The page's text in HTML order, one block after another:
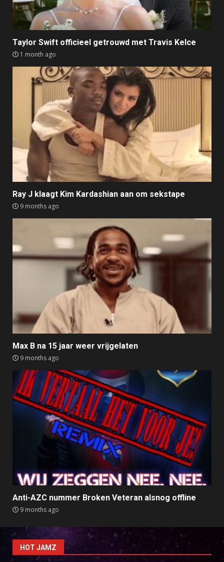
Taylor Swift officieel getrouwd met Travis Kelce
1 month ago
Ray J klaagt Kim Kardashian aan om sekstape
9 months ago
Max B na 15 jaar weer vrijgelaten
9 months ago
Anti-AZC nummer Broken Veteran alsnog offline
9 months ago
HOT JAMZ